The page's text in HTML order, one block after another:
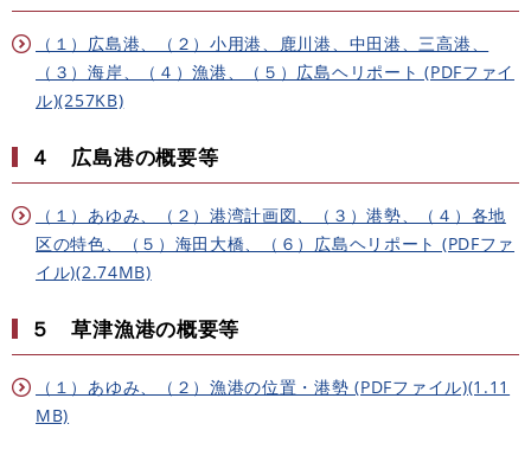
（１）広島港、（２）小用港、鹿川港、中田港、三高港、
（３）海岸、（４）漁港、（５）広島ヘリポート (PDFファイ
ル)(257KB)
４ 広島港の概要等
（１）あゆみ、（２）港湾計画図、（３）港勢、（４）各地
区の特色、（５）海田大橋、（６）広島ヘリポート (PDFファ
イル)(2.74MB)
５ 草津漁港の概要等
（１）あゆみ、（２）漁港の位置・港勢 (PDFファイル)(1.11
MB)